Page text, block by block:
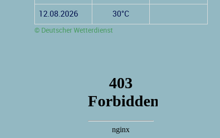
12.08.2026 30°C
© Deutscher Wetterdienst